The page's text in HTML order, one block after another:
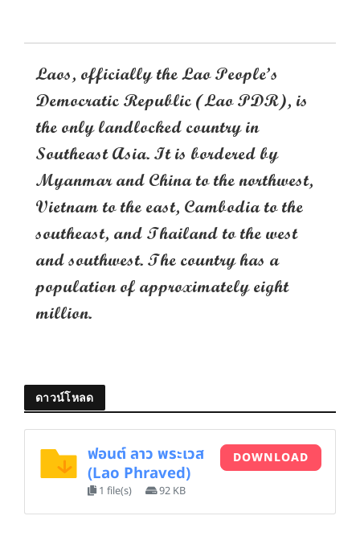
Laos, officially the Lao People’s
Democratic Republic (Lao PDR), is
the only landlocked country in
Southeast Asia. It is bordered by
Myanmar and China to the northwest,
Vietnam to the east, Cambodia to the
southeast, and Thailand to the west
and southwest. The country has a
population of approximately eight
million.
ดาวน์โหลด
ฟอนต์ ลาว พระเวส
(Lao Phraved)
1 file(s) 92 KB
DOWNLOAD